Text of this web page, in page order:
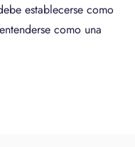
establecerse como
como una